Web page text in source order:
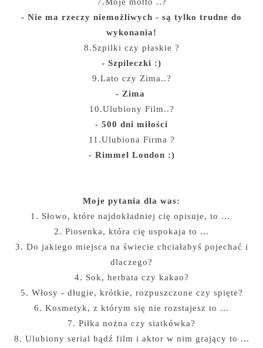
- Nie ma rzeczy niemożliwych - są tylko trudne do
wykonania!
8.Szpilki czy płaskie ?
- Szpileczki :)
9.Lato czy Zima..?
- Zima
10.Ulubiony Film..?
- 500 dni miłości
11.Ulubiona Firma ?
- Rimmel London :)
Moje pytania dla was:
1. Słowo, które najdokładniej cię opisuje, to ...
2. Piosenka, która cię uspokaja to ...
3. Do jakiego miejsca na świecie chciałabyś pojechać i
dlaczego?
4. Sok, herbata czy kakao?
5. Włosy - długie, krótkie, rozpuszczone czy spięte?
6. Kosmetyk, z którym się nie rozstajesz to ...
7. Piłka nożna czy siatkówka?
8. Ulubiony serial bądź film i aktor w nim grający to ...